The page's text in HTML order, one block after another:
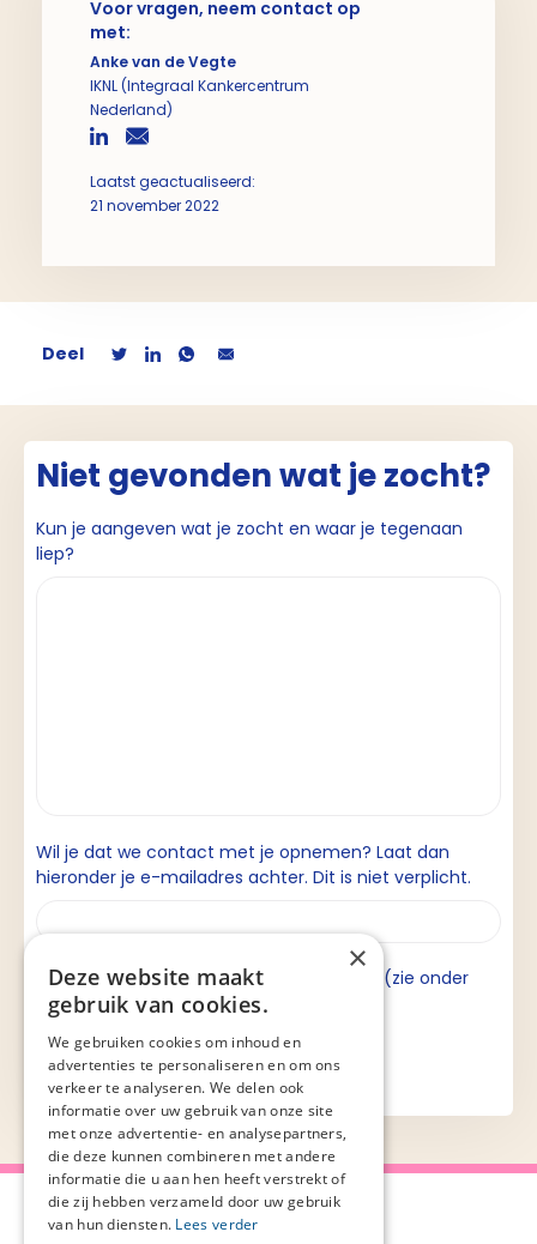
Voor vragen, neem contact op
met:
Anke van de Vegte
IKNL (Integraal Kankercentrum
Nederland)
Laatst geactualiseerd:
21 november 2022
Deel
Niet gevonden wat je zocht?
Kun je aangeven wat je zocht en waar je tegenaan
liep?
Wil je dat we contact met je opnemen? Laat dan
hieronder je e-mailadres achter. Dit is niet verplicht.
Ik ga akkoord met de privacyverklaring (zie onder
aan de pagina).
×
Deze website maakt
gebruik van cookies.
We gebruiken cookies om inhoud en
advertenties te personaliseren en om ons
verkeer te analyseren. We delen ook
informatie over uw gebruik van onze site
met onze advertentie- en analysepartners,
die deze kunnen combineren met andere
informatie die u aan hen heeft verstrekt of
die zij hebben verzameld door uw gebruik
van hun diensten. Lees verder